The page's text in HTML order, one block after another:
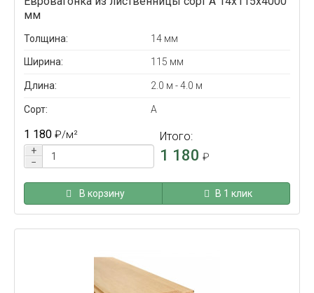
мм
Толщина: 14 мм
Ширина: 115 мм
Длина: 2.0 м - 4.0 м
Сорт: А
1 180 ₽/м²
+
−
Итого:
1 180 ₽
В корзину В 1 клик